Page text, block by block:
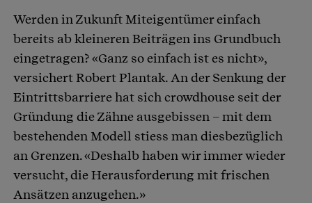
Werden in Zukunft Miteigentümer einfach
bereits ab kleineren Beiträgen ins Grundbuch
eingetragen? «Ganz so einfach ist es nicht»,
versichert Robert Plantak. An der Senkung der
Eintrittsbarriere hat sich crowdhouse seit der
Gründung die Zähne ausgebissen – mit dem
bestehenden Modell stiess man diesbezüglich
an Grenzen. «Deshalb haben wir immer wieder
versucht, die Herausforderung mit frischen
Ansätzen anzugehen.»